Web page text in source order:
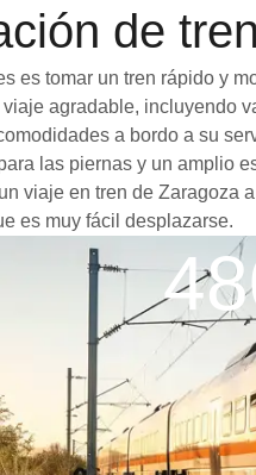
de
es tomar un tren rápido y
agradable,
a bordo a su
las piernas y un amplio
viaje en tren de
es muy fácil desplazarse.